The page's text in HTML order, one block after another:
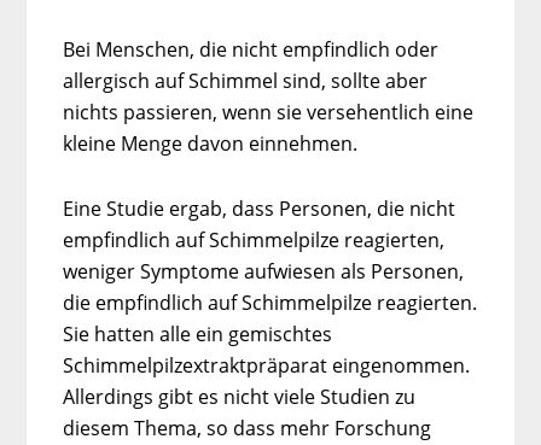
Bei Menschen, die nicht empfindlich oder
allergisch auf Schimmel sind, sollte aber
nichts passieren, wenn sie versehentlich eine
kleine Menge davon einnehmen.
Eine Studie ergab, dass Personen, die nicht
empfindlich auf Schimmelpilze reagierten,
weniger Symptome aufwiesen als Personen,
die empfindlich auf Schimmelpilze reagierten.
Sie hatten alle ein gemischtes
Schimmelpilzextraktpräparat eingenommen.
Allerdings gibt es nicht viele Studien zu
diesem Thema, so dass mehr Forschung